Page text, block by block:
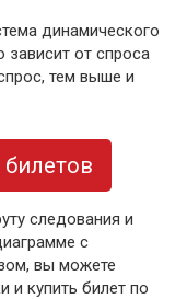
динамического
от спроса
тем выше и
следования и
с
вы можете
и купить билет по